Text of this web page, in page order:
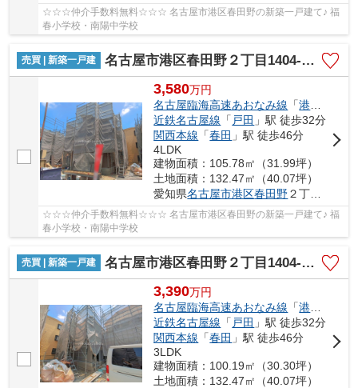
☆☆☆仲介手数料無料☆☆☆ 名古屋市港区春田野の新築一戸建て♪ 福
春小学校・南陽中学校
売買 | 新築一戸建 名古屋市港区春田野２丁目1404-1【仲介手数料無料】新築一戸建て 3号棟
3,580万円
名古屋臨海高速あおなみ線 「港北
近鉄名古屋線 「 戸田 」駅 徒歩32分
関西本線 「春田 」駅 徒歩46分
4LDK
建物面積：105.78㎡（31.99坪）
土地面積：132.47㎡（40.07坪）
愛知県名古屋市港区春田野２丁目1404-1
☆☆☆仲介手数料無料☆☆☆ 名古屋市港区春田野の新築一戸建て♪ 福
春小学校・南陽中学校
売買 | 新築一戸建 名古屋市港区春田野２丁目1404-1【仲介手数料無料】新築一戸建て 4号棟
3,390万円
名古屋臨海高速あおなみ線 「港北
近鉄名古屋線 「 戸田 」駅 徒歩32分
関西本線 「春田 」駅 徒歩46分
3LDK
建物面積：100.19㎡（30.30坪）
土地面積：132.47㎡（40.07坪）